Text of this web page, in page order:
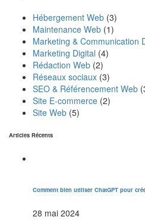
Hébergement Web (3)
Maintenance Web (1)
Marketing & Communication
Marketing Digital (4)
Rédaction Web (2)
Réseaux sociaux (3)
SEO & Référencement Web
Site E-commerce (2)
Site Web (5)
Articles Récents
Comment bien utiliser ChatGPT pour
28 mai 2024